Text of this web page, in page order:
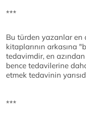
***
Bu türden yazanlar en
kitaplarının arkasına
tedavimdir, en
bence tedavilerine
etmek tedavinin
***